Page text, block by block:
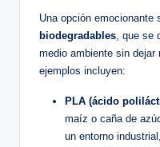
Una opción ⁣emocionante
biodegradables, que se​
‌medio ​ambiente ⁤sin dejar
ejemplos incluyen:
PLA (ácido
maíz o ‌caña​ de
‌un entorno